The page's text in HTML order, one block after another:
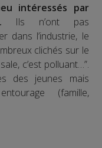
intéressés par
Ils n’ont pas
dans l’industrie, le
clichés sur le
c’est polluant…”.
des jeunes mais
(famille,